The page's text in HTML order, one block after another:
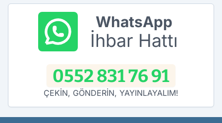
WhatsApp
İhbar Hattı
0552 831 76 91
ÇEKİN, GÖNDERİN, YAYINLAYALIM!